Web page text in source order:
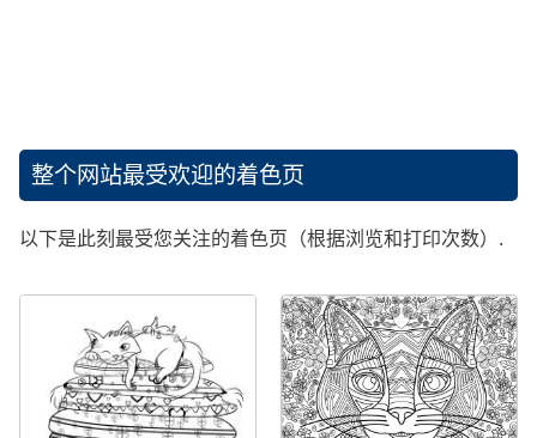
整个网站最受欢迎的着色页
以下是此刻最受您关注的着色页（根据浏览和打印次数）.